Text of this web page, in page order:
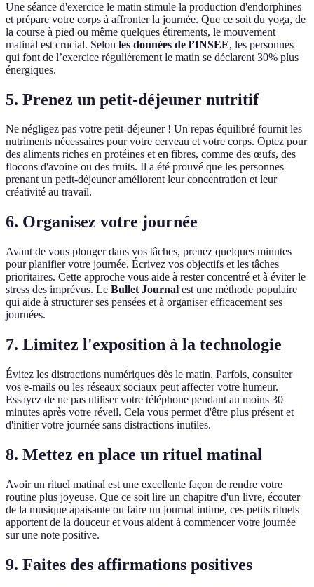
Une séance d'exercice le matin stimule la production d'endorphines
et prépare votre corps à affronter la journée. Que ce soit du yoga, de
la course à pied ou même quelques étirements, le mouvement
matinal est crucial. Selon les données de l’INSEE, les personnes
qui font de l’exercice régulièrement le matin se déclarent 30% plus
énergiques.
5. Prenez un petit-déjeuner nutritif
Ne négligez pas votre petit-déjeuner ! Un repas équilibré fournit les
nutriments nécessaires pour votre cerveau et votre corps. Optez pour
des aliments riches en protéines et en fibres, comme des œufs, des
flocons d'avoine ou des fruits. Il a été prouvé que les personnes
prenant un petit-déjeuner améliorent leur concentration et leur
créativité au travail.
6. Organisez votre journée
Avant de vous plonger dans vos tâches, prenez quelques minutes
pour planifier votre journée. Écrivez vos objectifs et les tâches
prioritaires. Cette approche vous aide à rester concentré et à éviter le
stress des imprévus. Le Bullet Journal est une méthode populaire
qui aide à structurer ses pensées et à organiser efficacement ses
journées.
7. Limitez l'exposition à la technologie
Évitez les distractions numériques dès le matin. Parfois, consulter
vos e-mails ou les réseaux sociaux peut affecter votre humeur.
Essayez de ne pas utiliser votre téléphone pendant au moins 30
minutes après votre réveil. Cela vous permet d'être plus présent et
d'initier votre journée sans distractions inutiles.
8. Mettez en place un rituel matinal
Avoir un rituel matinal est une excellente façon de rendre votre
routine plus joyeuse. Que ce soit lire un chapitre d'un livre, écouter
de la musique apaisante ou faire un journal intime, ces petits rituels
apportent de la douceur et vous aident à commencer votre journée
sur une note positive.
9. Faites des affirmations positives